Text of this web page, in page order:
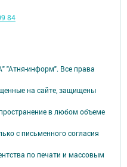
информ". Все права
на сайте, защищены
в любом объеме
с письменного согласия
по печати и массовым
84